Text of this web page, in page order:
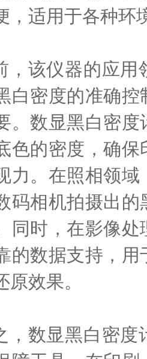
，适用于各种环
该仪器的应用
白密度的准确
。数显黑白密
色的密度，确
力。在照相领
码相机拍摄出
同时，在影像
的数据支持，
原效果。
数显黑白密度